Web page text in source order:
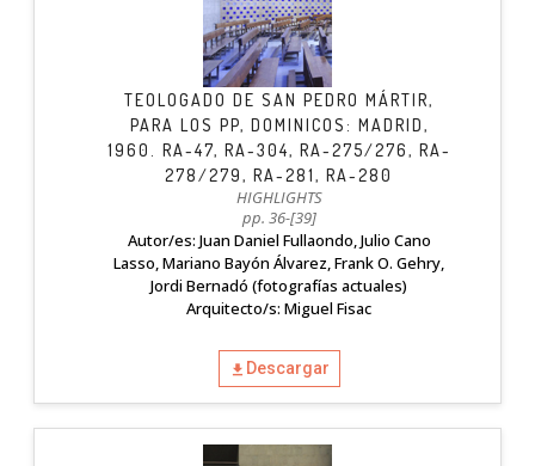
TEOLOGADO DE SAN PEDRO MÁRTIR,
PARA LOS PP, DOMINICOS: MADRID,
1960. RA-47, RA-304, RA-275/276, RA-
278/279, RA-281, RA-280
HIGHLIGHTS
pp. 36-[39]
Autor/es: Juan Daniel Fullaondo, Julio Cano
Lasso, Mariano Bayón Álvarez, Frank O. Gehry,
Jordi Bernadó (fotografías actuales)
Arquitecto/s: Miguel Fisac
Descargar